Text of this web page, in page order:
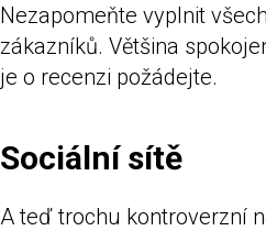
Nezapomeňte vyplnit
zákazníků. Většina
je o recenzi požádejte.
Sociální sítě
A teď trochu kontroverzní